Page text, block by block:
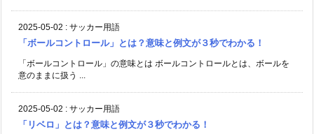
2025-05-02 : サッカー用語
「ボールコントロール」とは？意味と例文が３秒でわかる！
「ボールコントロール」の意味とは ボールコントロールとは、ボールを
意のままに扱う ...
2025-05-02 : サッカー用語
「リベロ」とは？意味と例文が３秒でわかる！